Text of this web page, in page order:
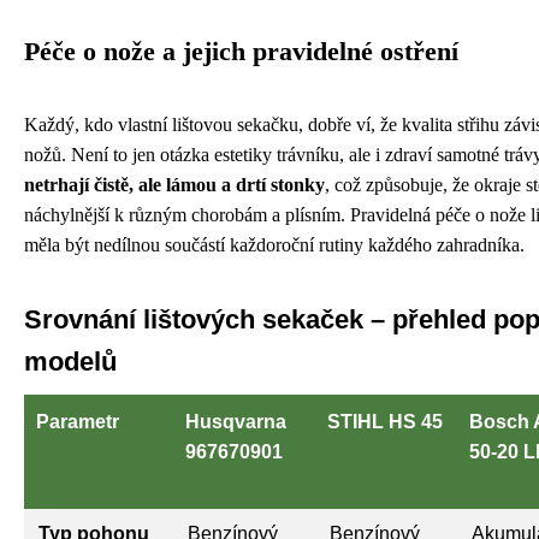
Péče o nože a jejich pravidelné ostření
Každý, kdo vlastní lištovou sekačku, dobře ví, že kvalita střihu
nožů. Není to jen otázka estetiky trávníku, ale i zdraví samotné
netrhají čistě, ale lámou a drtí stonky, což způsobuje, že okraje
náchylnější k různým chorobám a plísním. Pravidelná péče o nože
měla být nedílnou součástí každoroční rutiny každého zahradníka.
Srovnání lištových sekaček – přehled
modelů
Parametr
Husqvarna
967670901
STIHL HS 45
Bosch
50-20 LI
Typ pohonu Benzínový Benzínový